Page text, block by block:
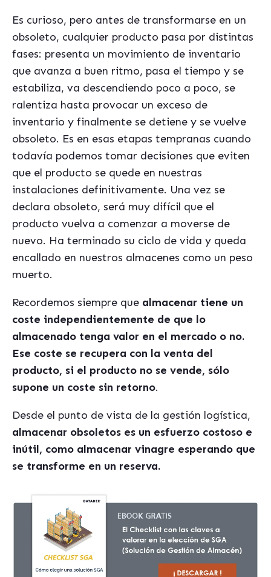
Es curioso, pero antes de transformarse en un
obsoleto, cualquier producto pasa por distintas
fases: presenta un movimiento de inventario
que avanza a buen ritmo, pasa el tiempo y se
estabiliza, va descendiendo poco a poco, se
ralentiza hasta provocar un exceso de
inventario y finalmente se detiene y se vuelve
obsoleto. Es en esas etapas tempranas cuando
todavía podemos tomar decisiones que eviten
que el producto se quede en nuestras
instalaciones definitivamente. Una vez se
declara obsoleto, será muy difícil que el
producto vuelva a comenzar a moverse de
nuevo. Ha terminado su ciclo de vida y queda
encallado en nuestros almacenes como un peso
muerto.
Recordemos siempre que almacenar tiene un
coste independientemente de que lo
almacenado tenga valor en el mercado o no.
Ese coste se recupera con la venta del
producto, si el producto no se vende, sólo
supone un coste sin retorno.
Desde el punto de vista de la gestión logística,
almacenar obsoletos es un esfuerzo costoso e
inútil, como almacenar vinagre esperando que
se transforme en un reserva.